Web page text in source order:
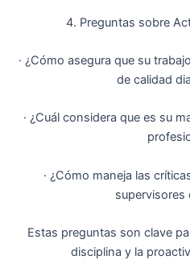
4. Preguntas sobre
· ¿Cómo asegura que su
de calidad
· ¿Cuál considera que es su
· ¿Cómo maneja las
supervisores
Estas preguntas son clave
disciplina y la